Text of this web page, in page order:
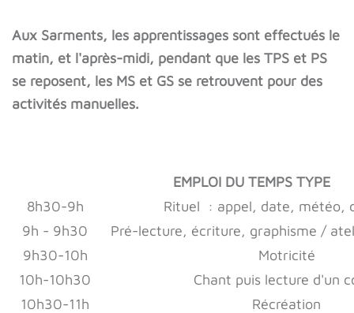
Aux Sarments, les apprentissages sont effectués le
matin, et l'après-midi, pendant que les TPS et PS
se reposent, les MS et GS se retrouvent pour des
activités manuelles.
EMPLOI DU TEMPS TYPE
8h30-9h
Rituel : appel, date, météo,
9h - 9h30
Pré-lecture, écriture, graphisme /
9h30-10h
Motricité
10h-10h30
Chant puis lecture d'un
10h30-11h
Récréation